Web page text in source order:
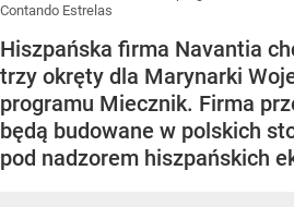
Contando Estrelas
Hiszpańska firma Navantia
trzy okręty dla Marynarki
programu Miecznik. Firma
będą budowane w polskich
pod nadzorem hiszpańskich